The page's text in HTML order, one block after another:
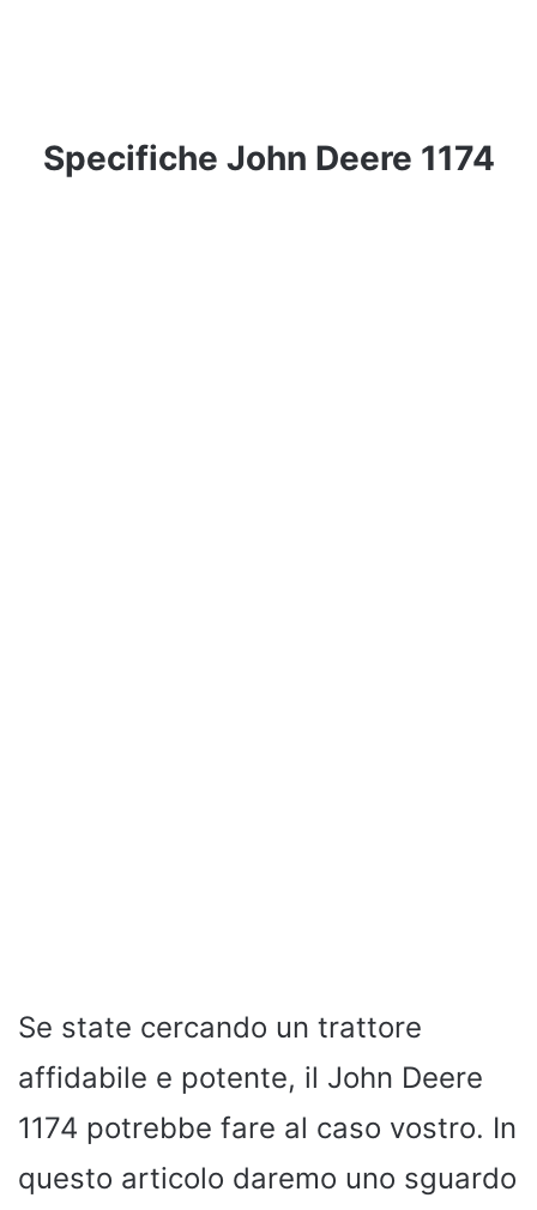
Specifiche John Deere 1174
Se state cercando un trattore
affidabile e potente, il John Deere
1174 potrebbe fare al caso vostro. In
questo articolo daremo uno sguardo